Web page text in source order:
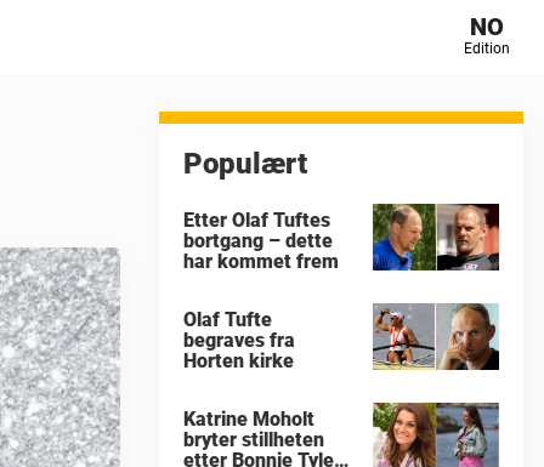
NO
Edition
Populært
Etter Olaf Tuftes
bortgang – dette
har kommet frem
Olaf Tufte
begraves fra
Horten kirke
Katrine Moholt
bryter stillheten
etter Bonnie Tylers